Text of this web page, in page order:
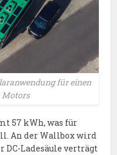
für einen
Motors
57 kWh, was für
An der Wallbox wird
DC-Ladesäule verträgt